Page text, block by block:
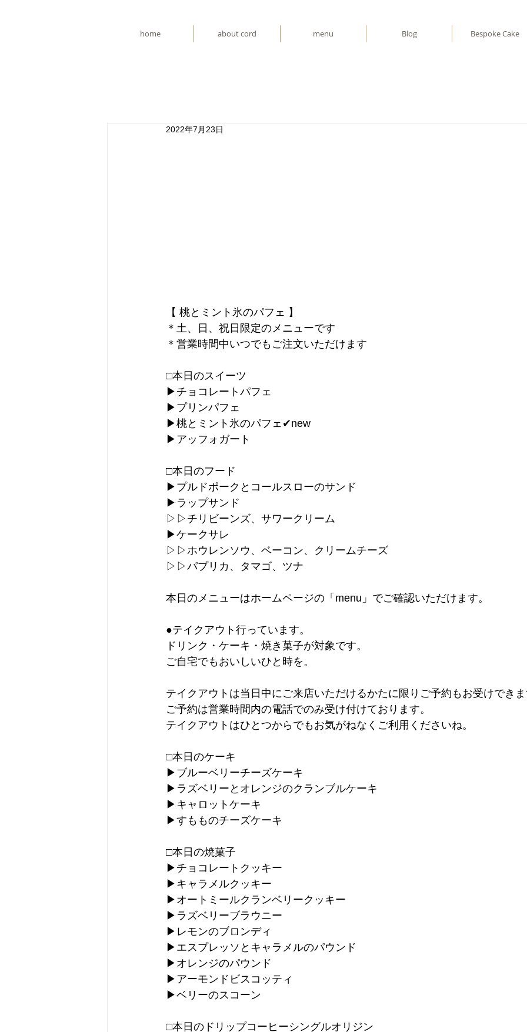
home about cord menu Blog Bespoke Cake
2022年7月23日
【 桃とミント氷のパフェ 】
＊土、日、祝日限定のメニューです
＊営業時間中いつでもご注文いただけます
□本日のスイーツ
▶︎チョコレートパフェ
▶︎プリンパフェ
▶︎桃とミント氷のパフェ✔︎new
▶︎アッフォガート
□本日のフード
▶︎プルドポークとコールスローのサンド
▶︎ラップサンド
▷▷チリビーンズ、サワークリーム
▶︎ケークサレ
▷▷ホウレンソウ、ベーコン、クリームチーズ
▷▷パプリカ、タマゴ、ツナ
本日のメニューはホームページの「menu」でご確認いただけます。
●テイクアウト行っています。
ドリンク・ケーキ・焼き菓子が対象です。
ご自宅でもおいしいひと時を。
テイクアウトは当日中にご来店いただけるかたに限りご予約もお受けでき
ご予約は営業時間内の電話でのみ受け付けております。
テイクアウトはひとつからでもお気がねなくご利用くださいね。
□本日のケーキ
▶︎ブルーベリーチーズケーキ
▶︎ラズベリーとオレンジのクランブルケーキ
▶︎キャロットケーキ
▶︎すもものチーズケーキ
□本日の焼菓子
▶︎チョコレートクッキー
▶︎キャラメルクッキー
▶︎オートミールクランベリークッキー
▶︎ラズベリーブラウニー
▶︎レモンのブロンディ
▶︎エスプレッソとキャラメルのパウンド
▶︎オレンジのパウンド
▶︎アーモンドビスコッティ
▶︎ベリーのスコーン
□本日のドリップコーヒーシングルオリジン